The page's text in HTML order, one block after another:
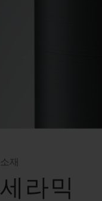
소재
세라믹